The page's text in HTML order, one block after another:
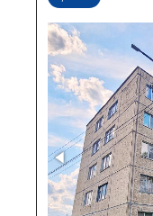
Срок кредита
5
Процентная
ставка